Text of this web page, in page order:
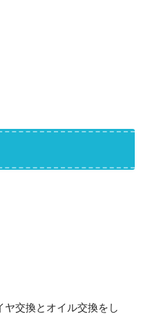
ヤ交換とオイル交換をし